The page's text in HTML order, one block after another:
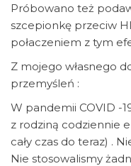
Próbowano też
szcepionkę przeciw
połaczeniem z tym
Z mojego własnego
przemyśleń :
W pandemii COVID -
z rodziną codziennie
cały czas do teraz) .
Nie stosowalismy